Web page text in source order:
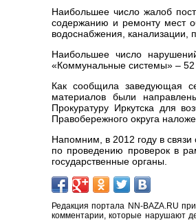
Наибольшее число жалоб
содержанию и ремонту мест
водоснабжения, канализации,
Наибольшее число
«Коммунальные системы» –
Как сообщила заведующая
материалов были
Прокуратуру Иркутска для
Правобережного округа
Напомним, в 2012 году в
по проведению проверок в
государственные органы.
Редакция портала NN-BAZA.RU
комментарии, которые нарушают